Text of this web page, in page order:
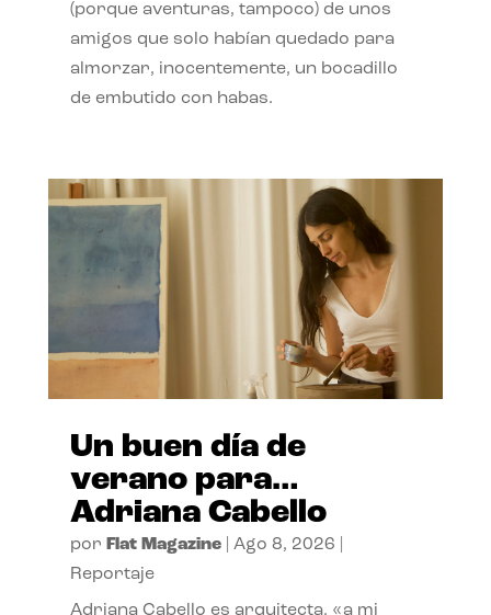
(porque aventuras, tampoco) de unos
amigos que solo habían quedado para
almorzar, inocentemente, un bocadillo
de embutido con habas.
Un buen día de
verano para…
Adriana Cabello
por Flat Magazine| Ago 8, 2026
Reportaje
Adriana Cabello es arquitecta, «a mi